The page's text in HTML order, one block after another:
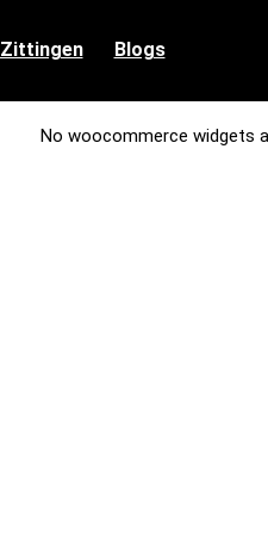
Zittingen Blogs
No woocommerce widgets